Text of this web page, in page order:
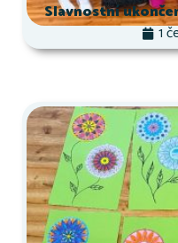
Slavnostní
1